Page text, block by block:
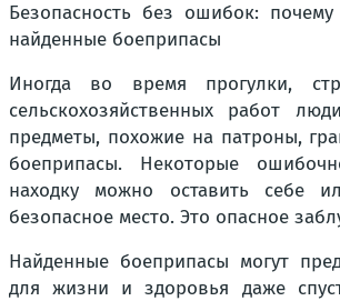
Безопасность без ошибок: почему
найденные боеприпасы
Иногда во время прогулки,
сельскохозяйственных работ
предметы, похожие на патроны,
боеприпасы. Некоторые
находку можно оставить себе
безопасное место. Это опасное
Найденные боеприпасы могут
для жизни и здоровья даже